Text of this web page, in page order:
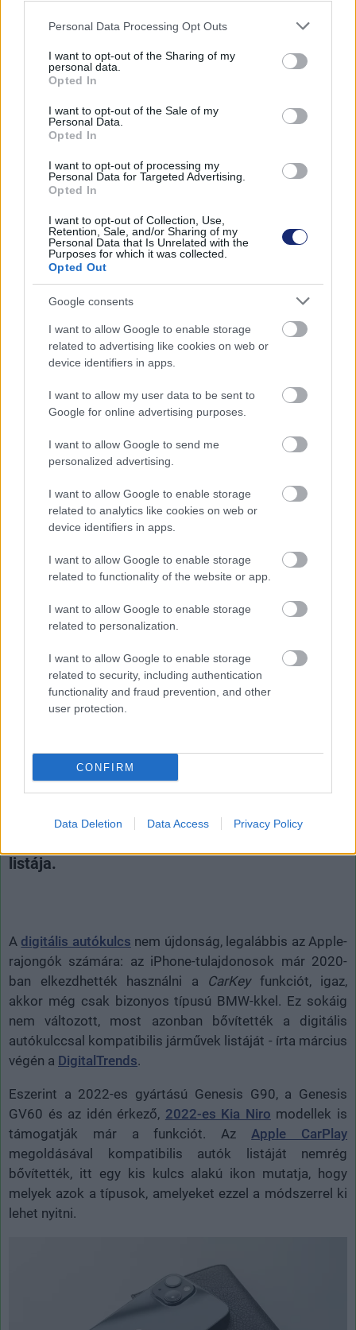
Please note that this website/app uses one or more Google
not limited to your visit or usage behaviour. You may click to
grant or deny consent to Google and its third-party tags to
use your data for below specified purposes in below Google
consent section.
Personal Data Processing Opt Outs
I want to opt-out of the Sharing of my
personal data.
Opted In
I want to opt-out of the Sale of my
Personal Data.
Opted In
I want to opt-out of processing my
Personal Data for Targeted Advertising.
Opted In
I want to opt-out of Collection, Use,
Retention, Sale, and/or Sharing of my
Personal Data that Is Unrelated with the
Purposes for which it was collected.
Opted Out
Google consents
I want to allow Google to enable storage
related to advertising like cookies on web or
device identifiers in apps.
I want to allow my user data to be sent to
Google for online advertising purposes.
I want to allow Google to send me
personalized advertising.
I want to allow Google to enable storage
related to analytics like cookies on web or
device identifiers in apps.
I want to allow Google to enable storage
related to functionality of the website or app.
I want to allow Google to enable storage
related to personalization.
I want to allow Google to enable storage
related to security, including authentication
functionality and fraud prevention, and other
user protection.
CONFIRM
Data Deletion Data Access Privacy Policy
2023-ra ígértúj Tesla Roadstert, amely alig valamivel
több mint egy másodperc alatt gyorsul majd nulláról
100 km/h-ra.
Robotot is fejleszt a Tesla
Elon Musk at is elárulta, hogy a cég Optimus nevű
remélhetőleg jövőre ennek a gyártása is megkezdődhet.
A Tesla Optimusról egyelőre keveset lehet tudni, Musk
csupán annyit árult el róla, hogy"mindent képes lesz
majd megcsinálni, amit az emberek nem akarnak".
Persze kíváncsiak vagyunk, hogy ebből mennyi fog
megvalósulni, Elon Musk ugyanis nem riad vissza a túlzó
kijelentésektől. A hatalmas növekedést lassíthatja a
világszerte tapasztalható chiphiány, az ukrajnai háború
miatt pedig azelektromos autók gyártása
és drágulhat is az közeli jövőben.
#elektromos autó #elektromos hajtás
#tesla
#giga texas
#gyár #elon musk
Hozzászólások
Ezeket az autókat már az
Andersen Dávid|2022 április 9. 09:37
listája.
A digitális autókulcs nem újdonság, legalábbis az Apple-
rajongók számára: az iPhone-tulajdonosok már 2020-
ban elkezdhették használni a CarKeyfunkciót, igaz,
akkor még csak bizonyos típusú BMW-kkel. Ez sokáig
nem változott, most azonban bővítették a digitális
autókulccsal kompatibilis járművek listáját - írta március
végén a DigitalTrends.
Eszerint a 2022-es gyártású Genesis G90, a Genesis
GV60 és az idén érkező, 2022-es Kia Niro modellek is
támogatják már a funkciót. Az Apple CarPlay
megoldásával kompatibilis autók listáját nemrég
bővítették, itt egy kis kulcs alakú ikon mutatja, hogy
melyek azok a típusok, amelyeket ezzel a módszerrel ki
lehet nyitni.